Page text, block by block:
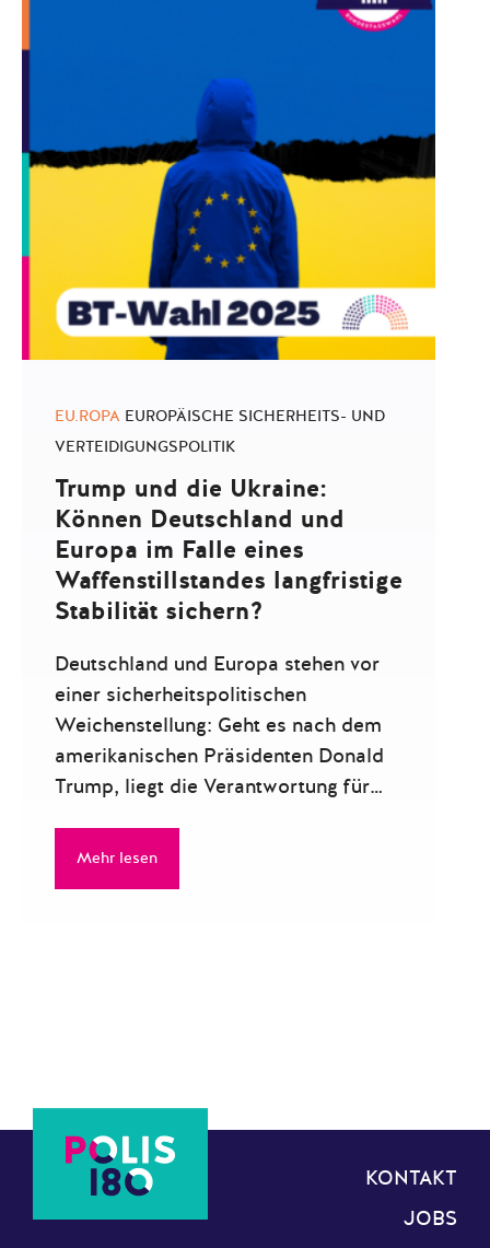
EU.ROPA EUROPÄISCHE SICHERHEITS- UND
VERTEIDIGUNGSPOLITIK
Trump und die Ukraine:
Können Deutschland und
Europa im Falle eines
Waffenstillstandes langfristige
Stabilität sichern?
Deutschland und Europa stehen vor
einer sicherheitspolitischen
Weichenstellung: Geht es nach dem
amerikanischen Präsidenten Donald
Trump, liegt die Verantwortung für…
Mehr lesen
KONTAKT
JOBS